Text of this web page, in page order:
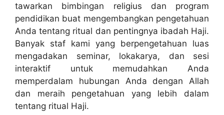
tawarkan bimbingan religius dan program
pendidikan buat mengembangkan pengetahuan
Anda tentang ritual dan pentingnya ibadah Haji.
Banyak staf kami yang berpengetahuan luas
mengadakan seminar, lokakarya, dan sesi
interaktif untuk memudahkan Anda
memperdalam hubungan Anda dengan Allah
dan meraih pengetahuan yang lebih dalam
tentang ritual Haji.